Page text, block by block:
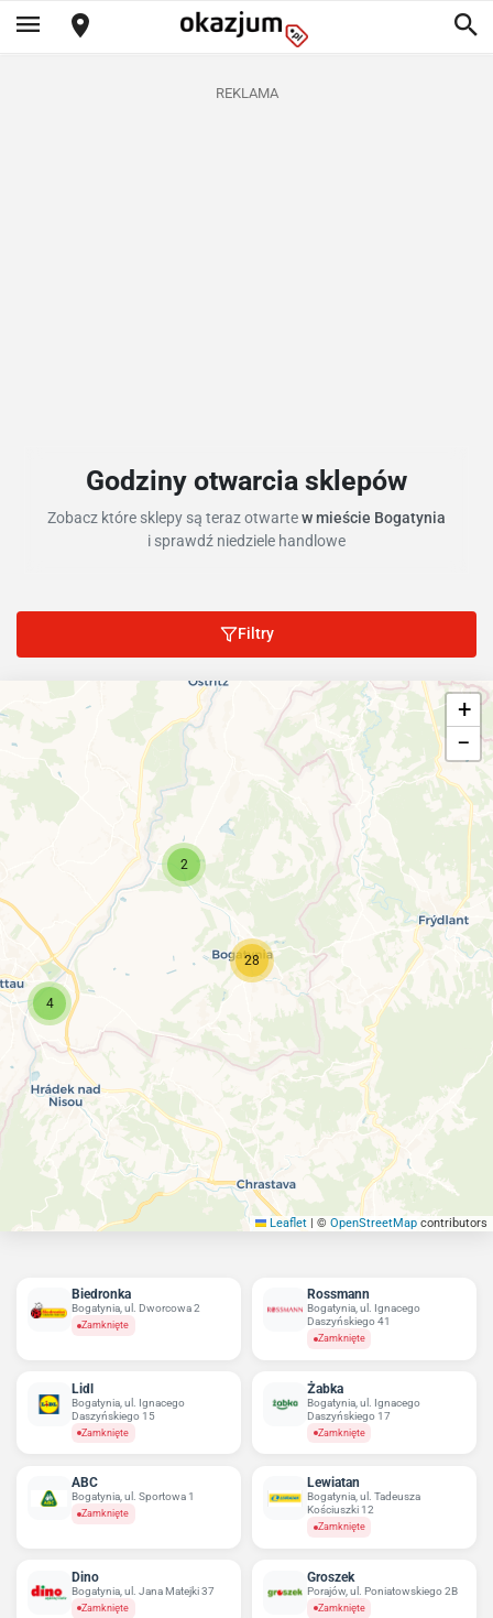
REKLAMA
Godziny otwarcia sklepów
Zobacz które sklepy są teraz otwartew mieście Bogatynia
i sprawdź niedziele handlowe
Filtry
28
2
4
+
−
Leaflet | © OpenStreetMap contributors
Biedronka
Bogatynia, ul. Dworcowa 2
Zamknięte
Rossmann
Bogatynia, ul. Ignacego
Daszyńskiego 41
Zamknięte
Lidl
Bogatynia, ul. Ignacego
Daszyńskiego 15
Zamknięte
Żabka
Bogatynia, ul. Ignacego
Daszyńskiego 17
Zamknięte
ABC
Bogatynia, ul. Sportowa 1
Zamknięte
Lewiatan
Bogatynia, ul. Tadeusza
Kościuszki 12
Zamknięte
Dino
Bogatynia, ul. Jana Matejki 37
Zamknięte
Groszek
Porajów, ul. Poniatowskiego 2B
Zamknięte